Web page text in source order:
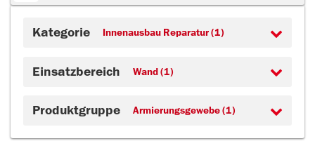
Kategorie Innenausbau Reparatur (1)
Einsatzbereich Wand (1)
Produktgruppe Armierungsgewebe (1)